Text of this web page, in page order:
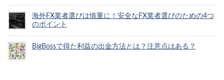
海外FX業者選びは慎重に！安全なFX業者選びのための4つ
のポイント
BigBossで得た利益の出金方法とは？注意点はある？